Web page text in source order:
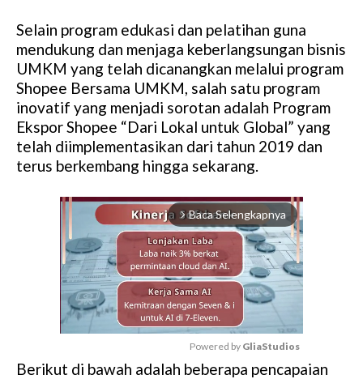
Selain program edukasi dan pelatihan guna
mendukung dan menjaga keberlangsungan bisnis
UMKM yang telah dicanangkan melalui program
Shopee Bersama UMKM, salah satu program
inovatif yang menjadi sorotan adalah Program
Ekspor Shopee “Dari Lokal untuk Global” yang
telah diimplementasikan dari tahun 2019 dan
terus berkembang hingga sekarang.
arrow_forward_ios Baca Selengkapnya
Powered by GliaStudios
Berikut di bawah adalah beberapa pencapaian